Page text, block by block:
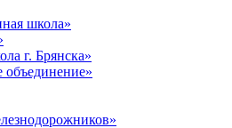
школа»
г. Брянска»
объединение»